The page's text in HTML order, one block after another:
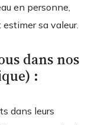
en personne,
sa valeur.
dans nos
:
dans leurs